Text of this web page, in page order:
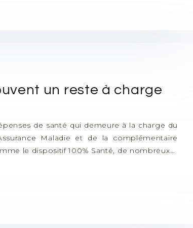
un reste à charge
de santé qui demeure à la charge du
Maladie et de la complémentaire
le dispositif 100% Santé, de nombreux…